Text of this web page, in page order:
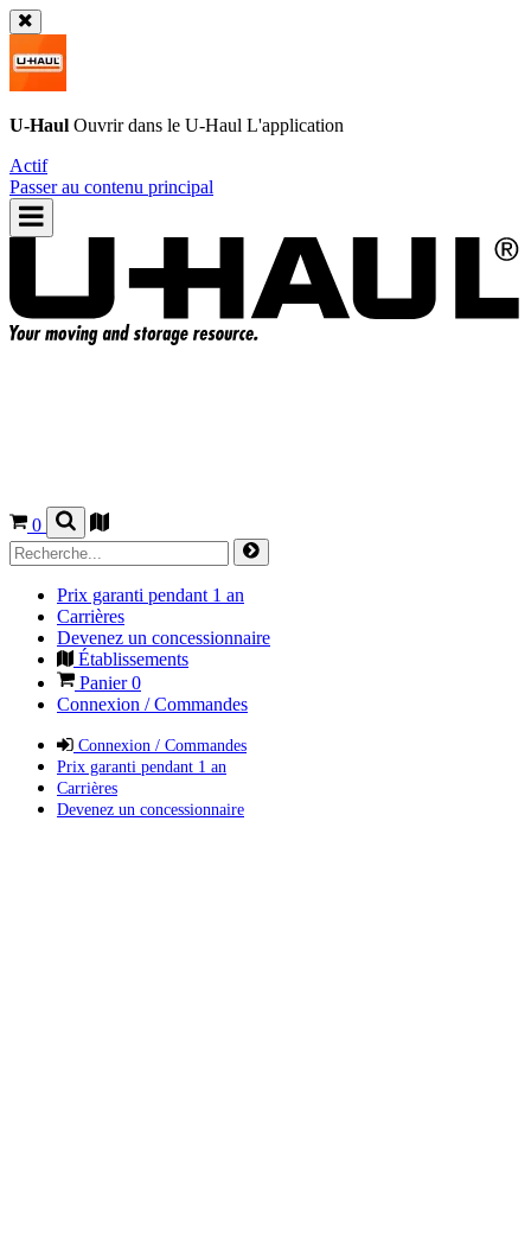
U-Haul Ouvrir dans le U-Haul L'application
Actif
Passer au contenu principal
0
Prix garanti pendant 1 an
Carrières
Devenez un concessionnaire
Établissements
Panier0
Connexion / Commandes
Connexion / Commandes
Prix garanti pendant 1 an
Carrières
Devenez un concessionnaire